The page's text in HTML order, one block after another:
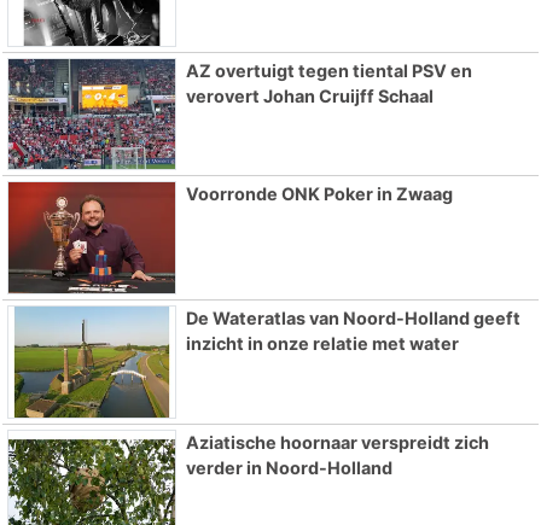
AZ overtuigt tegen tiental PSV en
verovert Johan Cruijff Schaal
Voorronde ONK Poker in Zwaag
De Wateratlas van Noord-Holland geeft
inzicht in onze relatie met water
Aziatische hoornaar verspreidt zich
verder in Noord-Holland